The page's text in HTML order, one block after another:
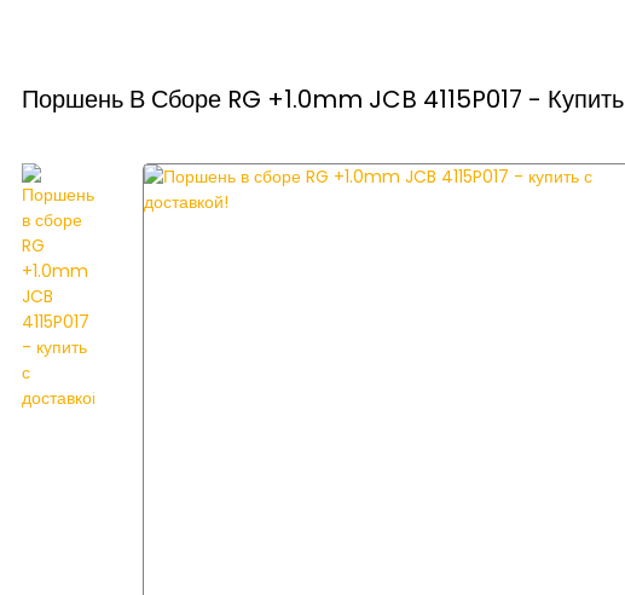
Поршень В Сборе RG +1.0mm JCB 4115P017 -